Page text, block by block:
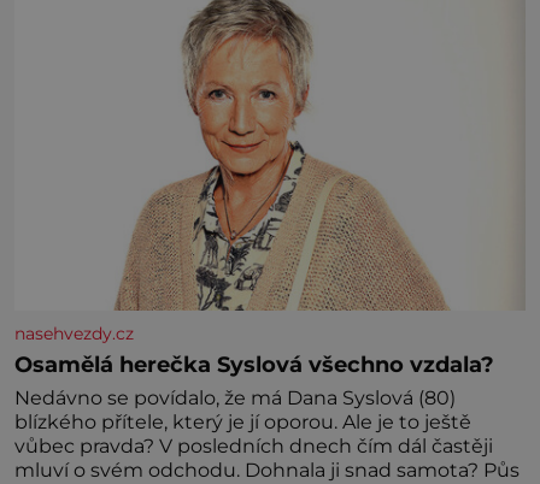
nasehvezdy.cz
Osamělá herečka Syslová všechno vzdala?
Nedávno se povídalo, že má Dana Syslová (80)
blízkého přítele, který je jí oporou. Ale je to ještě
vůbec pravda? V posledních dnech čím dál častěji
mluví o svém odchodu. Dohnala ji snad samota? Půs